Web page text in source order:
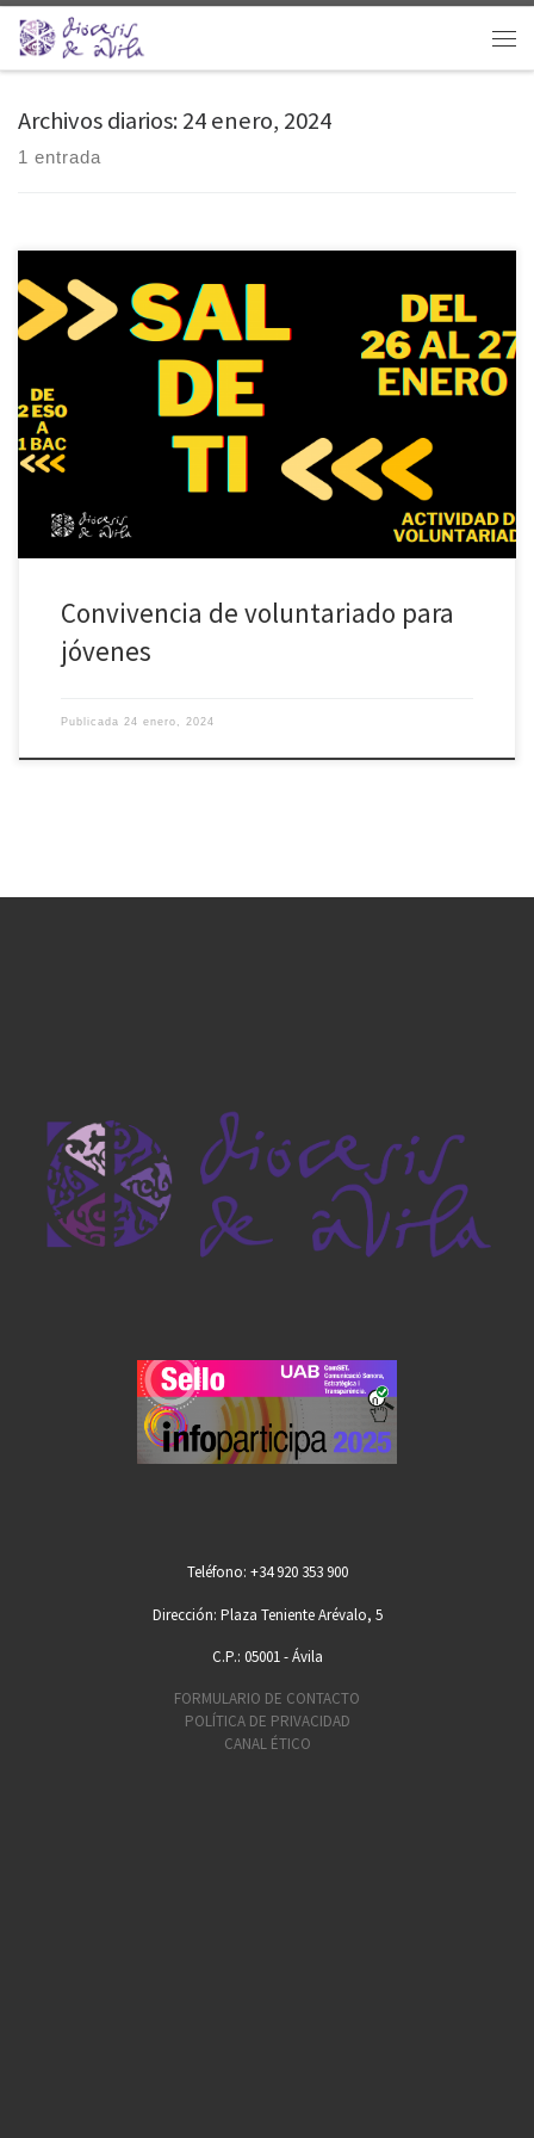
Saltar al contenido
Archivos diarios:24 enero, 2024
1 entrada
Continuando en la misma linea de formación en el compromiso con
la caridad dentro de la Iglesia, que es el objetivo de este curso del Plan
diocesano de Pastoral, el Secretariado diocesano de Pastoral Juvenil
ha programado para este fin de semana unas jornadas de convivencia
para adolescentes dese 2º de ESO hasta Bachillerato, con […]
Convivencia de voluntariado para
jóvenes
Publicada 24 enero, 2024
Teléfono: +34 920 353 900
Dirección: Plaza Teniente Arévalo, 5
C.P.: 05001 - Ávila
FORMULARIO DE CONTACTO
POLÍTICA DE PRIVACIDAD
CANAL ÉTICO